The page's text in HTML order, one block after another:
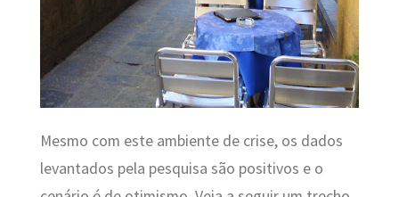
Mesmo com este ambiente de crise, os dados
levantados pela pesquisa são positivos e o